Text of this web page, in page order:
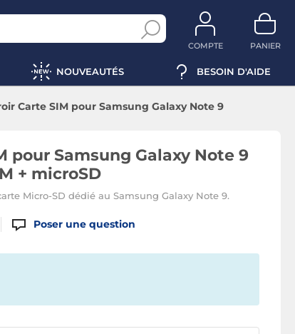
COMPTE PANIER
NOUVEAUTÉS BESOIN D'AIDE
Carte SIM pour Samsung Galaxy Note 9
pour Samsung Galaxy Note 9
+ microSD
Micro-SD dédié au Samsung Galaxy Note 9.
Poser une question